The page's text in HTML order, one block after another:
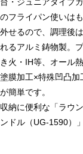
フライパン使いは
せるので、調理後
るアルミ鋳物製。
火・IH等、オール
膜加工×特殊凹凸
簡単です。
納に便利な「ラウ
ドル（UG-1590）